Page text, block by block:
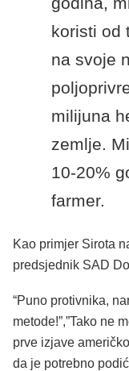
koristi od
na svoje
milijuna
zemlje.
10-20%
farmer.
Kao primjer Sirota
predsjednik SAD
“Puno protivnika,
metode!”,”Tako ne
prve izjave
da je potrebno